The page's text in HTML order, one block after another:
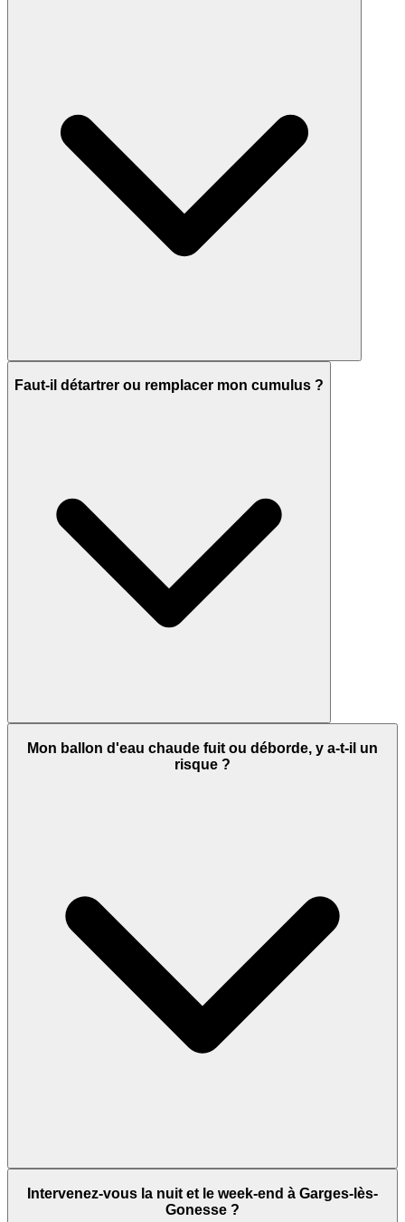
Faut-il détartrer ou remplacer mon cumulus ?
Mon ballon d'eau chaude fuit ou déborde, y a-t-il un
risque ?
Intervenez-vous la nuit et le week-end à Garges-lès-
Gonesse ?